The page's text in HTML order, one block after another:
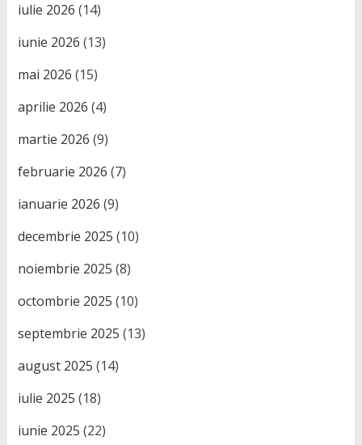
iulie 2026 (14)
iunie 2026 (13)
mai 2026 (15)
aprilie 2026 (4)
martie 2026 (9)
februarie 2026 (7)
ianuarie 2026 (9)
decembrie 2025 (10)
noiembrie 2025 (8)
octombrie 2025 (10)
septembrie 2025 (13)
august 2025 (14)
iulie 2025 (18)
iunie 2025 (22)